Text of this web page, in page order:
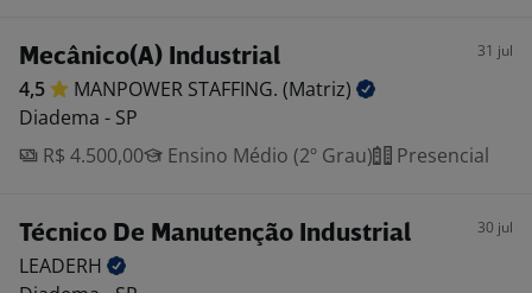
Mecânico(A) Industrial 31 jul
4,5 MANPOWER STAFFING. (Matriz)
Diadema - SP
R$ 4.500,00
Ensino Médio (2º Grau) Presencial
Técnico De Manutenção Industrial 30 jul
LEADERH